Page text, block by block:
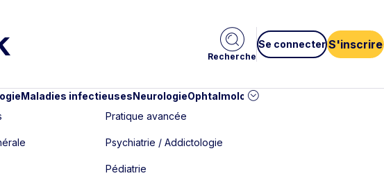
Recherche
Se connecter S'inscrire
Maladies infectieusesNeurologieOphtalmologie
Pratique avancée
Psychiatrie / Addictologie
Pédiatrie